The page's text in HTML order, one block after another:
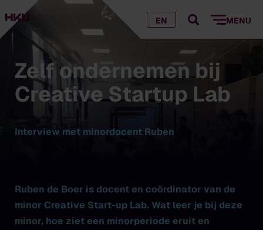
EN MENU
Zelf ondernemen bij
Creative Startup Lab
Interview met minordocent Ruben
Ruben de Boer is docent en coördinator van de
minor Creative Start-up Lab. Wat leer je bij deze
minor, hoe ziet een minorperiode eruit en